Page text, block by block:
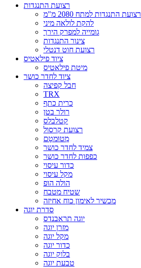
רצועת התנגדות
רצועת התנגדות למתח 2080 מ"מ
להקת לולאה מיני
גומייה למפרק הירך
צינור התנגדות
רצועת חוט דנטלי
ציוד פילאטיס
מיטת פילאטיס
ציוד לחדר כושר
חבל קפיצה
TRX
כרית כתף
רולר בטן
קטלבלס
רצועת קרסול
מְטוּמטָם
צמיד לחדר כושר
כפפות לחדר כושר
כדור עיסוי
מקל עיסוי
הולה הופ
שטיח מטבח
מכשיר לאימון כוח אחיזה
סדרת יוגה
יוגה תראבנדס
מזרן יוגה
מקל יוגה
כדור יוגה
בלוק יוגה
טבעת יוגה